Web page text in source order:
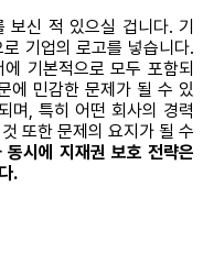
신 적 있으실 겁니다. 기
기업의 로고를 넣습니다.
기본적으로 모두 포함되
에 민감한 문제가 될 수 있
며, 특히 어떤 회사의 경력
또한 문제의 요지가 될 수
시에 지재권 보호 전략은
.